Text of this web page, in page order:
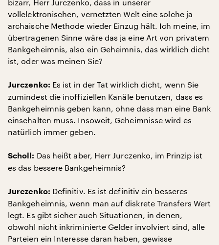
bizarr, Herr Jurczenko, dass in unserer
vollelektronischen, vernetzten Welt eine solche ja
archaische Methode wieder Einzug hält. Ich meine, im
übertragenen Sinne wäre das ja eine Art von privatem
Bankgeheimnis, also ein Geheimnis, das wirklich dicht
ist, oder was meinen Sie?
Jurczenko: Es ist in der Tat wirklich dicht, wenn Sie
zumindest die inoffiziellen Kanäle benutzen, dass es
Bankgeheimnis geben kann, ohne dass man eine Bank
einschalten muss. Insoweit, Geheimnisse wird es
natürlich immer geben.
Scholl: Das heißt aber, Herr Jurczenko, im Prinzip ist
es das bessere Bankgeheimnis?
Jurczenko: Definitiv. Es ist definitiv ein besseres
Bankgeheimnis, wenn man auf diskrete Transfers Wert
legt. Es gibt sicher auch Situationen, in denen,
obwohl nicht inkriminierte Gelder involviert sind, alle
Parteien ein Interesse daran haben, gewisse